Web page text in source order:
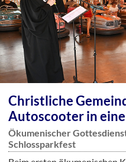
Christliche
Autoscooter in
Ökumenischer
Schlossparkfest